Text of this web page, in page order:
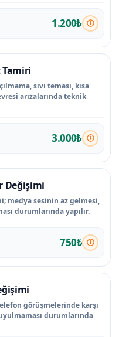
1.200₺
sıvı teması, kısa
arızalarında teknik
3.000₺
Değişimi
medya sesinin az gelmesi,
durumlarında yapılır.
750₺
görüşmelerinde karşı
durumlarında